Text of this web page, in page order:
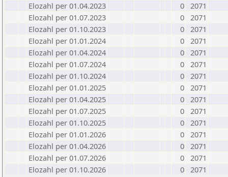
Elozahl per 01.04.2023
0 2071
Elozahl per 01.07.2023
0 2071
Elozahl per 01.10.2023
0 2071
Elozahl per 01.01.2024
0 2071
Elozahl per 01.04.2024
0 2071
Elozahl per 01.07.2024
0 2071
Elozahl per 01.10.2024
0 2071
Elozahl per 01.01.2025
0 2071
Elozahl per 01.04.2025
0 2071
Elozahl per 01.07.2025
0 2071
Elozahl per 01.10.2025
0 2071
Elozahl per 01.01.2026
0 2071
Elozahl per 01.04.2026
0 2071
Elozahl per 01.07.2026
0 2071
Elozahl per 01.10.2026
0 2071